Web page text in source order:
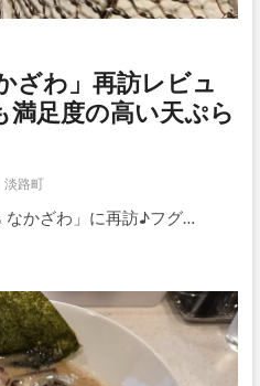
ざわ」再訪レビュ
満足度の高い天ぷら
淡路町
なかざわ」に再訪♪フグ…